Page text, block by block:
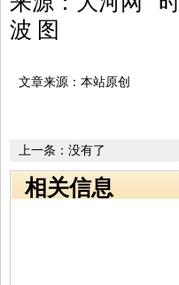
波 图
文章来源：本站原创
上一条：没有了
相关信息